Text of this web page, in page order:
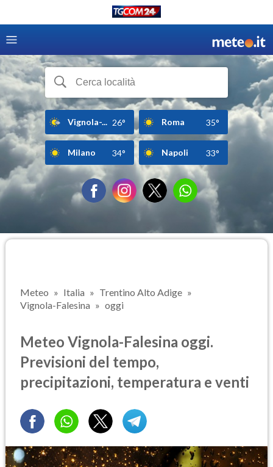
Vignola-... 26° Roma 35°
Milano 34° Napoli 33°
Meteo Italia
Trentino Alto Adige
Vignola-Falesina
oggi
Meteo Vignola-Falesina oggi.
Previsioni del tempo,
precipitazioni, temperatura e venti